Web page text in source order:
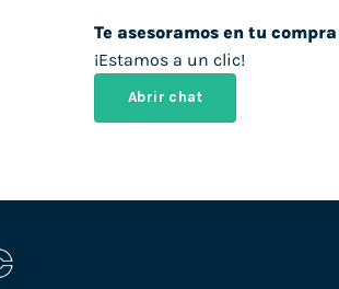
Te asesoramos en tu compra
¡Estamos a un clic!
Abrir chat